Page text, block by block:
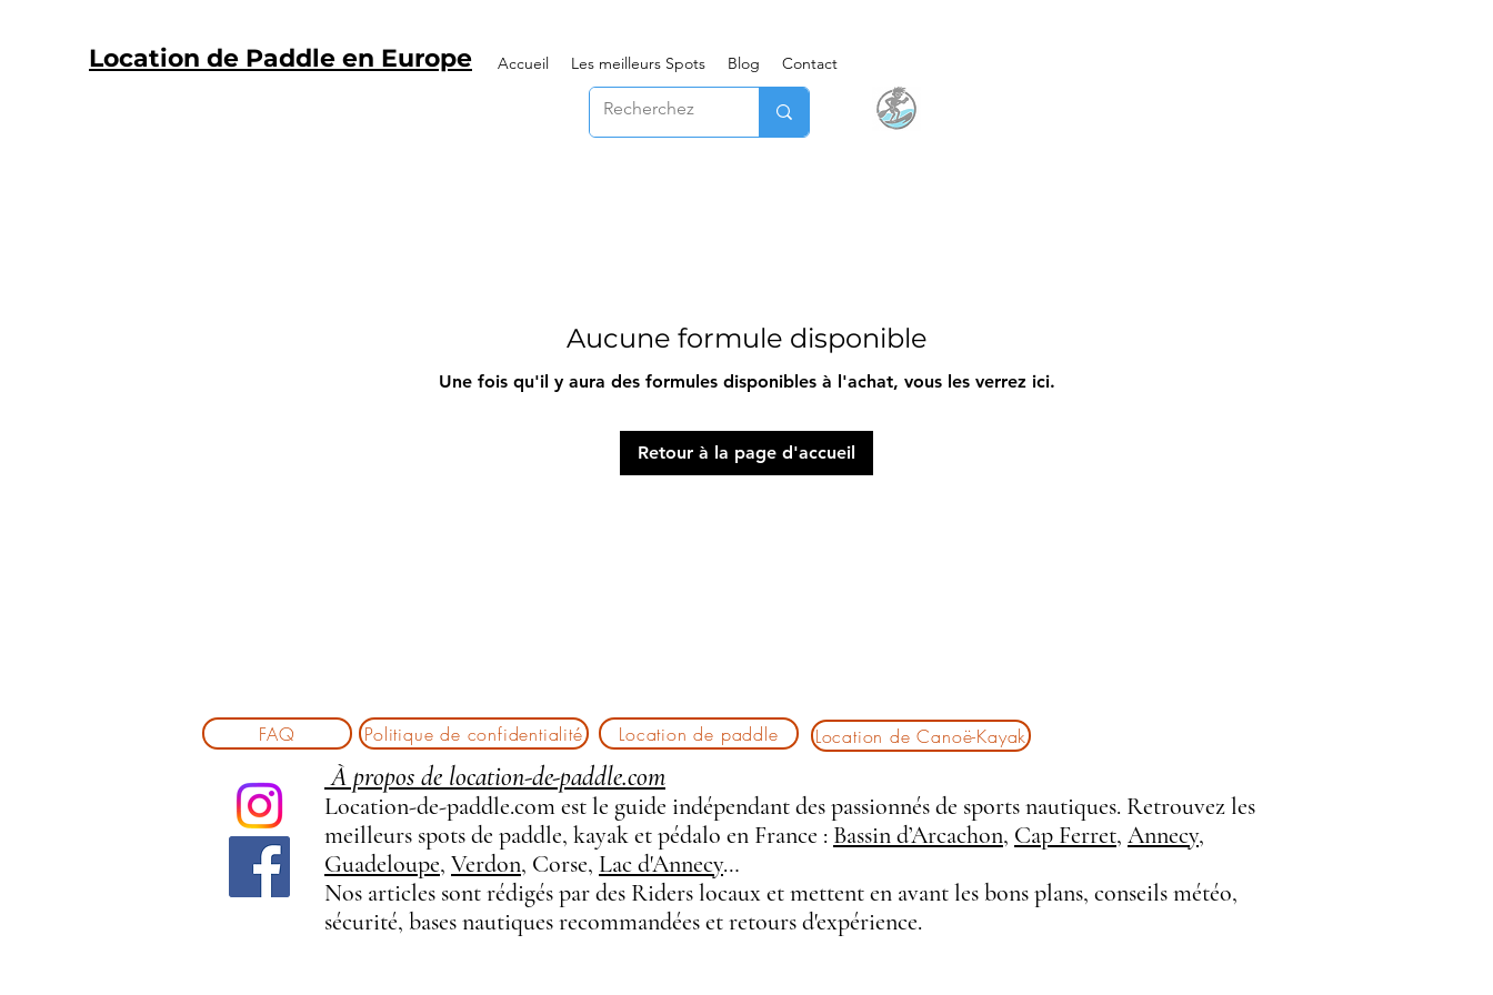
Location de Paddle en Europe Accueil Les meilleurs Spots Blog Contact
Aucune formule disponible
Une fois qu'il y aura des formules disponibles à l'achat, vous les verrez ici.
Retour à la page d'accueil
FAQ Politique de confidentialité Location de paddle Location de Canoë-Kayak
À propos de location-de-paddle.com
Location-de-paddle.com est le guide indépendant des passionnés de sports nautiques. Retrouvez les
meilleurs spots de paddle, kayak et pédalo en France : Bassin d’Arcachon, Cap Ferret, Annecy,
Guadeloupe, Verdon, Corse, Lac d'Annecy…
Nos articles sont rédigés par des Riders locaux et mettent en avant les bons plans, conseils météo,
sécurité, bases nautiques recommandées et retours d'expérience.